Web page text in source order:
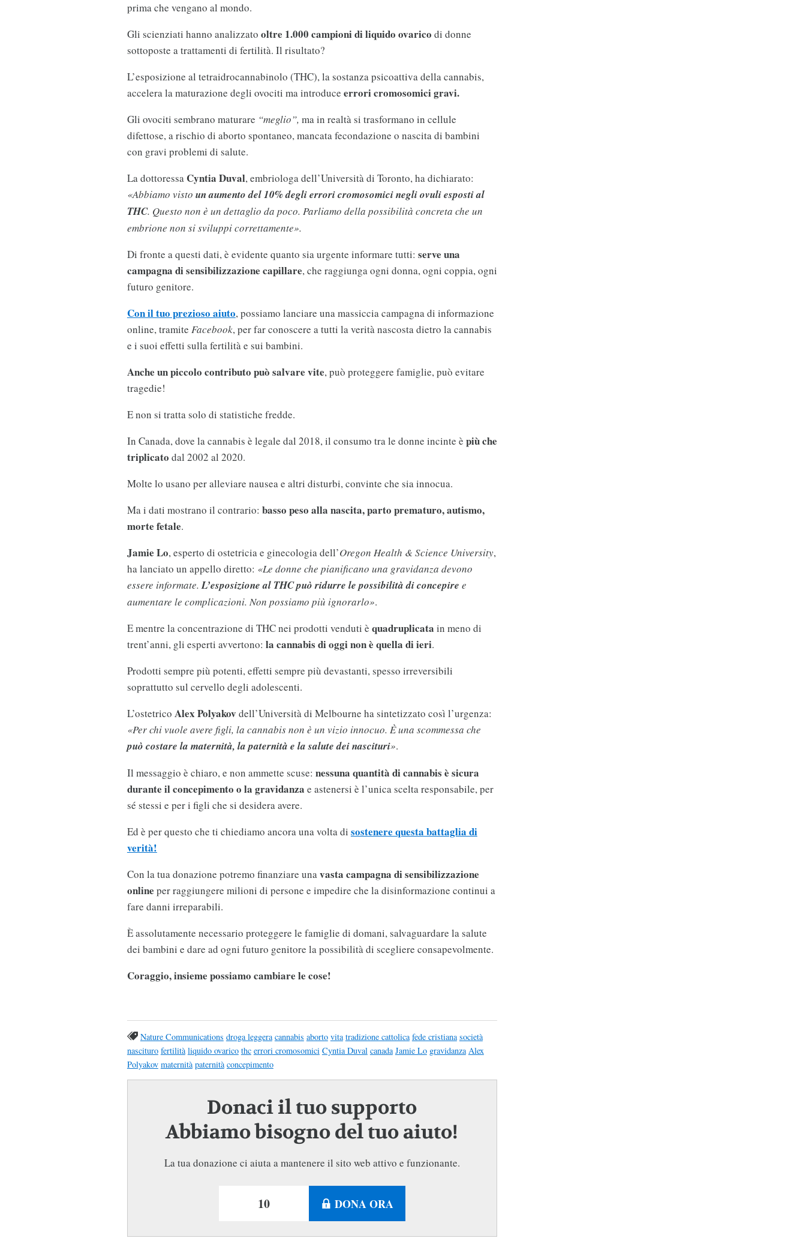
prima che vengano al mondo.
Gli scienziati hanno analizzato oltre 1.000 campioni di liquido ovarico di donne
sottoposte a trattamenti di fertilità. Il risultato?
L’esposizione al tetraidrocannabinolo (THC), la sostanza psicoattiva della cannabis,
accelera la maturazione degli ovociti ma introduce errori cromosomici gravi.
Gli ovociti sembrano maturare “meglio”, ma in realtà si trasformano in cellule
difettose, a rischio di aborto spontaneo, mancata fecondazione o nascita di bambini
con gravi problemi di salute.
La dottoressa Cyntia Duval, embriologa dell’Università di Toronto, ha dichiarato:
«Abbiamo visto un aumento del 10% degli errori cromosomici negli ovuli esposti al
THC. Questo non è un dettaglio da poco. Parliamo della possibilità concreta che un
embrione non si sviluppi correttamente».
Di fronte a questi dati, è evidente quanto sia urgente informare tutti: serve una
campagna di sensibilizzazione capillare, che raggiunga ogni donna, ogni coppia, ogni
futuro genitore.
Con il tuo prezioso aiuto, possiamo lanciare una massiccia campagna di informazione
online, tramite Facebook, per far conoscere a tutti la verità nascosta dietro la cannabis
e i suoi effetti sulla fertilità e sui bambini.
Anche un piccolo contributo può salvare vite, può proteggere famiglie, può evitare
tragedie!
E non si tratta solo di statistiche fredde.
In Canada, dove la cannabis è legale dal 2018, il consumo tra le donne incinte è più che
triplicato dal 2002 al 2020.
Molte lo usano per alleviare nausea e altri disturbi, convinte che sia innocua.
Ma i dati mostrano il contrario: basso peso alla nascita, parto prematuro, autismo,
morte fetale.
Jamie Lo, esperto di ostetricia e ginecologia dell’Oregon Health & Science University,
ha lanciato un appello diretto: «Le donne che pianificano una gravidanza devono
essere informate.L’esposizione al THC può ridurre le possibilità di concepire e
aumentare le complicazioni. Non possiamo più ignorarlo».
E mentre la concentrazione di THC nei prodotti venduti è quadruplicata in meno di
trent’anni, gli esperti avvertono: la cannabis di oggi non è quella di ieri.
Prodotti sempre più potenti, effetti sempre più devastanti, spesso irreversibili
soprattutto sul cervello degli adolescenti.
L’ostetrico Alex Polyakov dell’Università di Melbourne ha sintetizzato così l’urgenza:
«Per chi vuole avere figli, la cannabis non è un vizio innocuo. È una scommessa che
può costare la maternità, la paternità e la salute dei nascituri».
Il messaggio è chiaro, e non ammette scuse: nessuna quantità di cannabis è sicura
durante il concepimento o la gravidanza e astenersi è l’unica scelta responsabile, per
sé stessi e per i figli che si desidera avere.
Ed è per questo che ti chiediamo ancora una volta di sostenere questa battaglia di
verità!
Con la tua donazione potremo finanziare unavasta campagna di sensibilizzazione
online per raggiungere milioni di persone e impedire che la disinformazione continui a
fare danni irreparabili.
È assolutamente necessario proteggere le famiglie di domani, salvaguardare la salute
dei bambini e dare ad ogni futuro genitore la possibilità di scegliere consapevolmente.
Coraggio, insieme possiamo cambiare le cose!
Nature Communications droga leggera cannabis aborto vita tradizione cattolica fede cristiana società
nascituro fertilità liquido ovarico thc errori cromosomici Cyntia Duval canada Jamie Lo gravidanza Alex
Polyakov maternità paternità concepimento
Donaci il tuo supporto
Abbiamo bisogno del tuo aiuto!
La tua donazione ci aiuta a mantenere il sito web attivo e funzionante.
DONA ORA